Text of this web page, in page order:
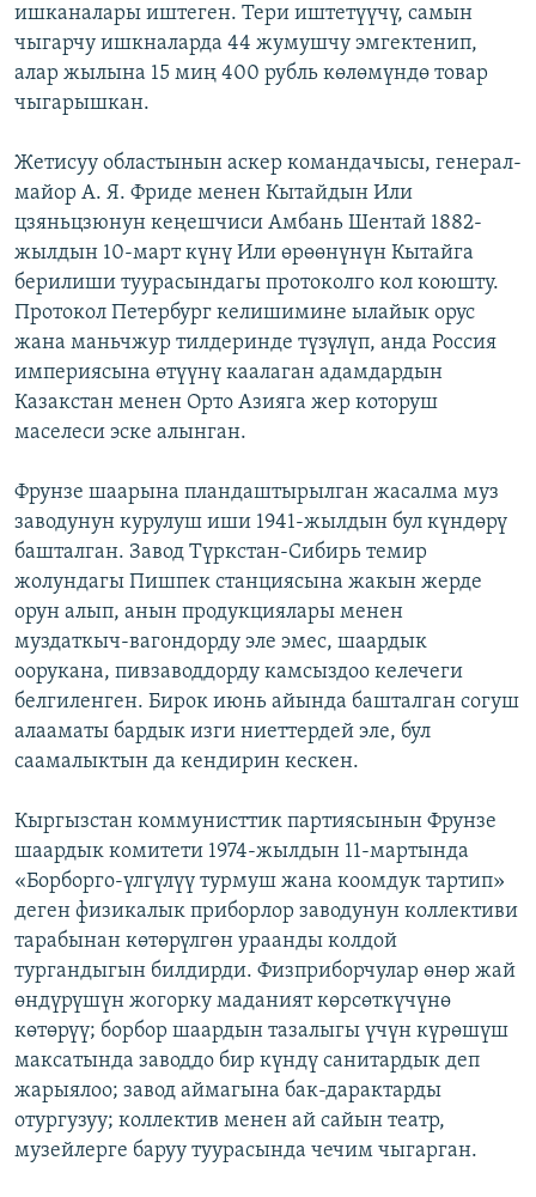
ишканалары иштеген. Тери иштетүүчү, самын
чыгарчу ишкналарда 44 жумушчу эмгектенип,
алар жылына 15 миң 400 рубль көлөмүндө товар
чыгарышкан.
Жетисуу областынын аскер командачысы, генерал-
майор А. Я. Фриде менен Кытайдын Или
цзяньцзюнун кеңешчиси Амбань Шентай 1882-
жылдын 10-март күнү Или өрөөнүнүн Кытайга
берилиши туурасындагы протоколго кол коюшту.
Протокол Петербург келишимине ылайык орус
жана маньчжур тилдеринде түзүлүп, анда Россия
империясына өтүүнү каалаган адамдардын
Казакстан менен Орто Азияга жер которуш
маселеси эске алынган.
Фрунзе шаарына пландаштырылган жасалма муз
заводунун курулуш иши 1941-жылдын бул күндөрү
башталган. Завод Түркстан-Сибирь темир
жолундагы Пишпек станциясына жакын жерде
орун алып, анын продукциялары менен
муздаткыч-вагондорду эле эмес, шаардык
оорукана, пивзаводдорду камсыздоо келечеги
белгиленген. Бирок июнь айында башталган согуш
алааматы бардык изги ниеттердей эле, бул
саамалыктын да кендирин кескен.
Кыргызстан коммунисттик партиясынын Фрунзе
шаардык комитети 1974-жылдын 11-мартында
«Борборго-үлгүлүү турмуш жана коомдук тартип»
деген физикалык приборлор заводунун коллективи
тарабынан көтөрүлгөн ураанды колдой
тургандыгын билдирди. Физприборчулар өнөр жай
өндүрүшүн жогорку маданият көрсөткүчүнө
көтөрүү; борбор шаардын тазалыгы үчүн күрөшүш
максатында заводдо бир күндү санитардык деп
жарыялоо; завод аймагына бак-дарактарды
отургузуу; коллектив менен ай сайын театр,
музейлерге баруу туурасында чечим чыгарган.